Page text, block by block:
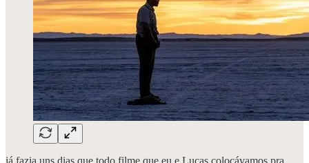
já fazia uns dias que todo filme que eu e Lucas colocávamos pra